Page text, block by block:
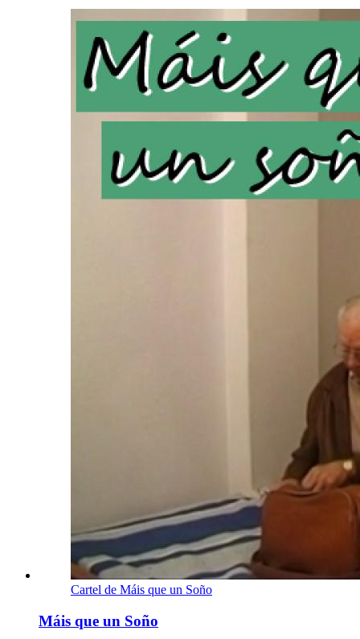
Cartel de Máis que un Soño
Máis que un Soño